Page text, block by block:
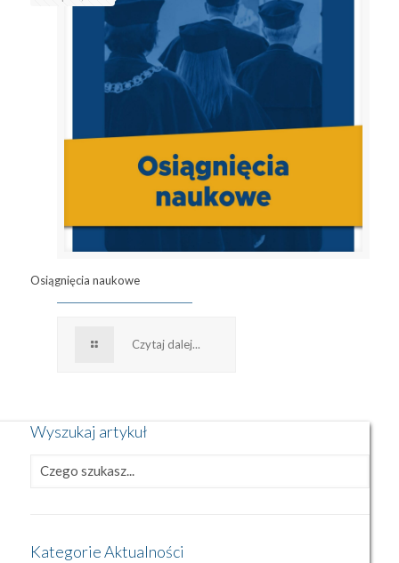
Osiągnięcia naukowe
Czytaj dalej...
Wyszukaj artykuł
Kategorie Aktualności